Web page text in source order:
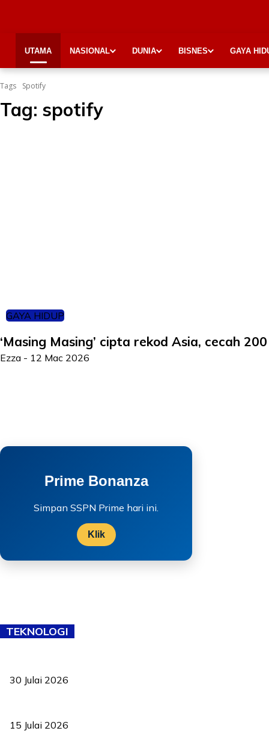
UTAMA NASIONAL DUNIA BISNES GAYA
Tags Spotify
Tag: spotify
GAYA HIDUP
‘Masing Masing’ cipta rekod Asia, cecah
Ezza - 12 Mac 2026
Prime Bonanza
Simpan SSPN Prime hari ini.
Klik
TEKNOLOGI
30 Julai 2026
15 Julai 2026